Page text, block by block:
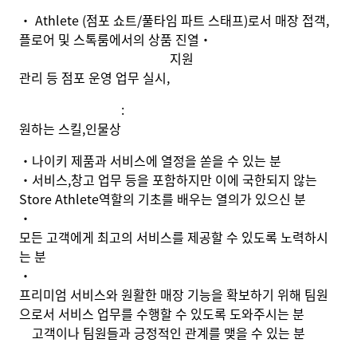
· Athlete (점포 쇼트/풀타임 파트 스태프)로서 매장 접객,
플로어 및 스톡룸에서의 상품 진열 ·
관리 등 점포 운영 업무 실시,
지원
원하는 스킬,인물상
:
• 나이키 제품과 서비스에 열정을 쏟을 수 있는 분
• 서비스,창고 업무 등을 포함하지만 이에 국한되지 않는
Store Athlete역할의 기초를 배우는 열의가 있으신 분
•
모든 고객에게 최고의 서비스를 제공할 수 있도록 노력하시
는 분
•
프리미엄 서비스와 원활한 매장 기능을 확보하기 위해 팀원
으로서 서비스 업무를 수행할 수 있도록 도와주시는 분
고객이나 팀원들과 긍정적인 관계를 맺을 수 있는 분